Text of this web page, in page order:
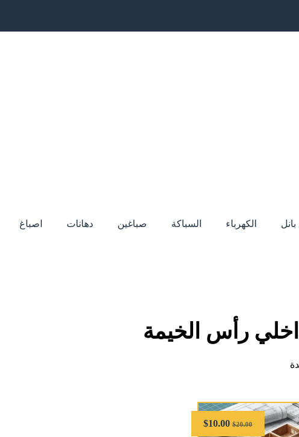
الكهرباء السباكة صباغين دهانات اصباغ
رأس الخيمة
$20.00
$10.00